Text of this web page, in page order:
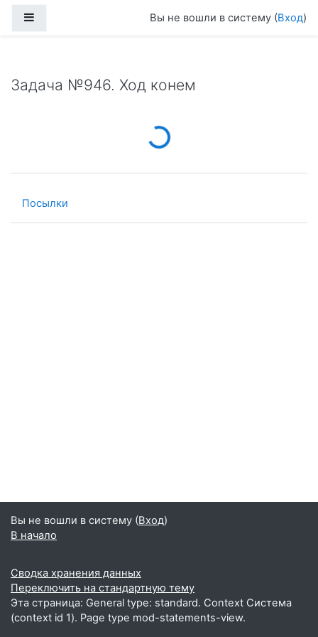
Вы не вошли в систему (Вход)
Задача №946. Ход конем
Loading...
Посылки
Вы не вошли в систему (Вход)
В начало
Сводка хранения данных
Переключить на стандартную тему
Эта страница: General type: standard. Context Система
(context id 1). Page type mod-statements-view.